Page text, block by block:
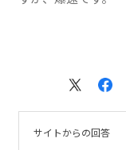
ファン音が少し聞
サイトからの回答